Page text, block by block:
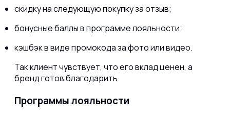
скидку на следующую покупку за отзыв;
бонусные баллы в программе лояльности;
кэшбэк в виде промокода за фото или видео.
Так клиент чувствует, что его вклад ценен, а
бренд готов благодарить.
Программы лояльности